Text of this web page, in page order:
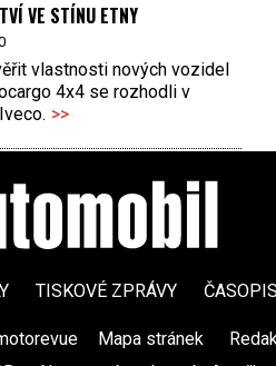
VE STÍNU ETNY
vlastnosti nových vozidel
4x4 se rozhodli v
>>
TISKOVÉ ZPRÁVY
Mapa stránek